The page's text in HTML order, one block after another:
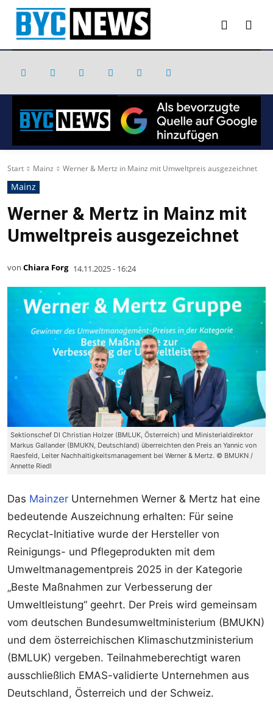
Start Mainz Werner & Mertz in Mainz mit Umweltpreis ausgezeichnet
Mainz
Werner & Mertz in Mainz mit
Umweltpreis ausgezeichnet
von Chiara Forg 14.11.2025 - 16:24
Sektionschef DI Christian Holzer (BMLUK, Österreich) und Ministerialdirektor
Markus Gallander (BMUKN, Deutschland) überreichten den Preis an Yannic von
Raesfeld, Leiter Nachhaltigkeitsmanagement bei Werner & Mertz. © BMUKN /
Annette Riedl
Das Mainzer Unternehmen Werner & Mertz hat eine
bedeutende Auszeichnung erhalten: Für seine
Recyclat-Initiative wurde der Hersteller von
Reinigungs- und Pflegeprodukten mit dem
Umweltmanagementpreis 2025 in der Kategorie
„Beste Maßnahmen zur Verbesserung der
Umweltleistung“ geehrt. Der Preis wird gemeinsam
vom deutschen Bundesumweltministerium (BMUKN)
und dem österreichischen Klimaschutzministerium
(BMLUK) vergeben. Teilnahmeberechtigt waren
ausschließlich EMAS-validierte Unternehmen aus
Deutschland, Österreich und der Schweiz.